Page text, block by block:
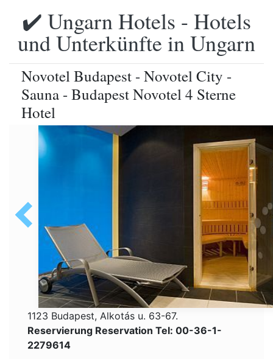
✔️ Ungarn Hotels - Hotels
und Unterkünfte in Ungarn
Novotel Budapest - Novotel City -
Sauna - Budapest Novotel 4 Sterne
Hotel
1123 Budapest, Alkotás u. 63-67.
Reservierung Reservation Tel: 00-36-1-
2279614